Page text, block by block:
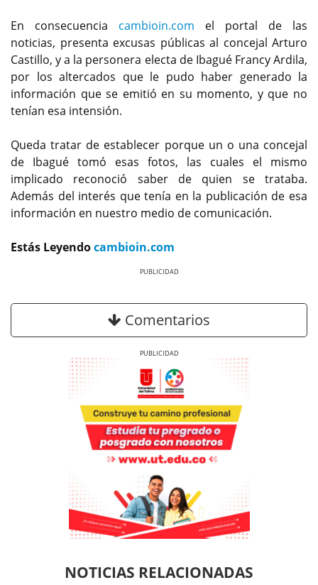
En consecuencia cambioin.com el portal de las
noticias, presenta excusas públicas al concejal Arturo
Castillo, y a la personera electa de Ibagué Francy Ardila,
por los altercados que le pudo haber generado la
información que se emitió en su momento, y que no
tenían esa intensión.
Queda tratar de establecer porque un o una concejal
de Ibagué tomó esas fotos, las cuales el mismo
implicado reconoció saber de quien se trataba.
Además del interés que tenía en la publicación de esa
información en nuestro medio de comunicación.
Estás Leyendocambioin.com
Comentarios
NOTICIAS RELACIONADAS